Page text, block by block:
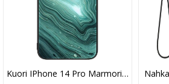
Kuori IPhone 14 Pro Marmorivärit